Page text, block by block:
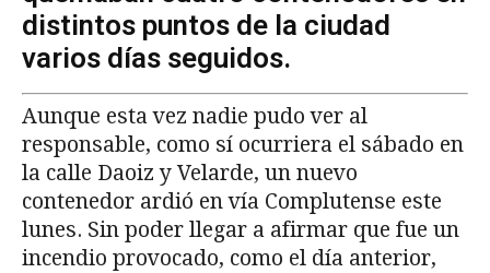
distintos puntos de la ciudad
varios días seguidos.
Aunque esta vez nadie pudo ver al
responsable, como sí ocurriera el sábado en
la calle Daoiz y Velarde, un nuevo
contenedor ardió en vía Complutense este
lunes. Sin poder llegar a afirmar que fue un
incendio provocado, como el día anterior,